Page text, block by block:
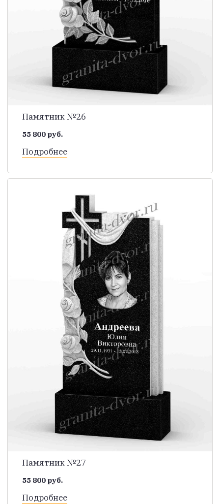
Памятник №26
55 800 руб.
Подробнее
Памятник №27
55 800 руб.
Подробнее